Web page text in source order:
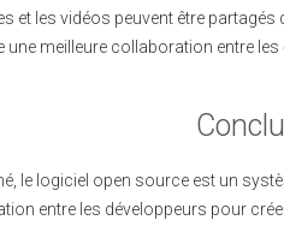
et les vidéos peuvent être
une meilleure collaboration entre les
le logiciel open source est un
entre les développeurs pour